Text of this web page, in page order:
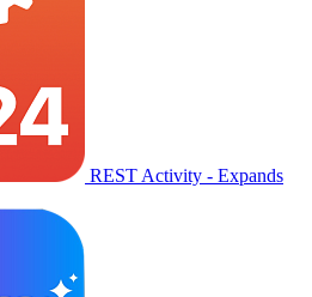
REST Activity - Expands